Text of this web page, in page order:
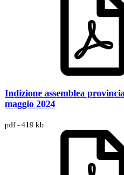
Indizione assemblea
maggio 2024
pdf - 419 kb